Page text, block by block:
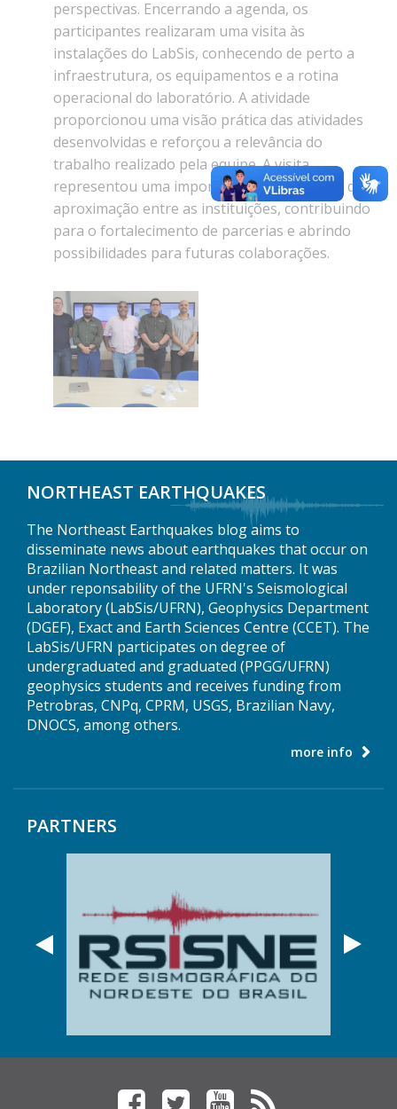
perspectivas. Encerrando a agenda, os
participantes realizaram uma visita às
instalações do LabSis, conhecendo de perto a
infraestrutura, os equipamentos e a rotina
operacional do laboratório. A atividade
proporcionou uma visão prática das atividades
desenvolvidas e reforçou a relevância do
trabalho realizado pela equipe. A visita
representou uma importante oportunidade de
aproximação entre as instituições, contribuindo
para o fortalecimento de parcerias e abrindo
possibilidades para futuras colaborações.
NORTHEAST EARTHQUAKES
The Northeast Earthquakes blog aims to
disseminate news about earthquakes that occur on
Brazilian Northeast and related matters. It was
under reponsability of the UFRN's Seismological
Laboratory (LabSis/UFRN), Geophysics Department
(DGEF), Exact and Earth Sciences Centre (CCET). The
LabSis/UFRN participates on degree of
undergraduated and graduated (PPGG/UFRN)
geophysics students and receives funding from
Petrobras, CNPq, CPRM, USGS, Brazilian Navy,
DNOCS, among others.
more info
PARTNERS
Anterior